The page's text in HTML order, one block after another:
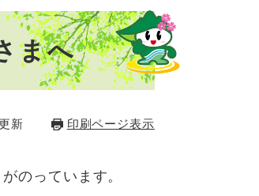
まへ
新 印刷ページ表示
のっています。